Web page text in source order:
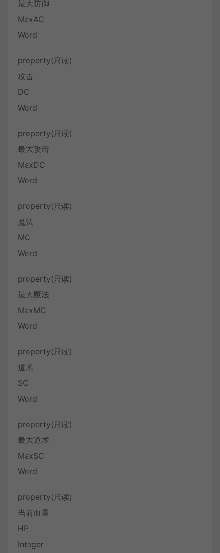
最大防御
MaxAC
Word
property(只读)
攻击
DC
Word
property(只读)
最大攻击
MaxDC
Word
property(只读)
魔法
MC
Word
property(只读)
最大魔法
MaxMC
Word
property(只读)
道术
SC
Word
property(只读)
最大道术
MaxSC
Word
property(只读)
当前血量
HP
Integer